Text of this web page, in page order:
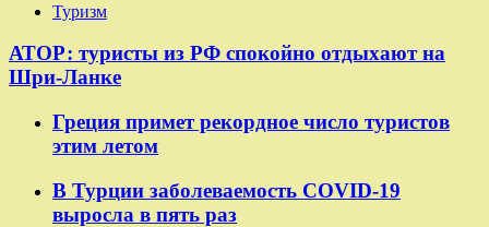
Туризм
АТОР: туристы из РФ спокойно отдыхают на
Шри-Ланке
Греция примет рекордное число туристов
этим летом
В Турции заболеваемость COVID-19
выросла в пять раз